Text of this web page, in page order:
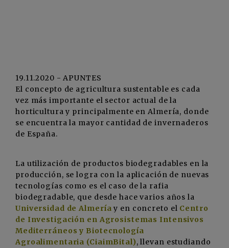
19.11.2020 - APUNTES
El concepto de agricultura sustentable es cada
vez más importante el sector actual de la
horticultura y principalmente en Almería, donde
se encuentra la mayor cantidad de invernaderos
de España.
La utilización de productos biodegradables en la
producción, se logra con la aplicación de nuevas
tecnologías como es el caso de la rafia
biodegradable, que desde hace varios años la
Universidad de Almería y en concreto el Centro
de Investigación en Agrosistemas Intensivos
Mediterráneos y Biotecnología
Agroalimentaria (CiaimBital), llevan estudiando